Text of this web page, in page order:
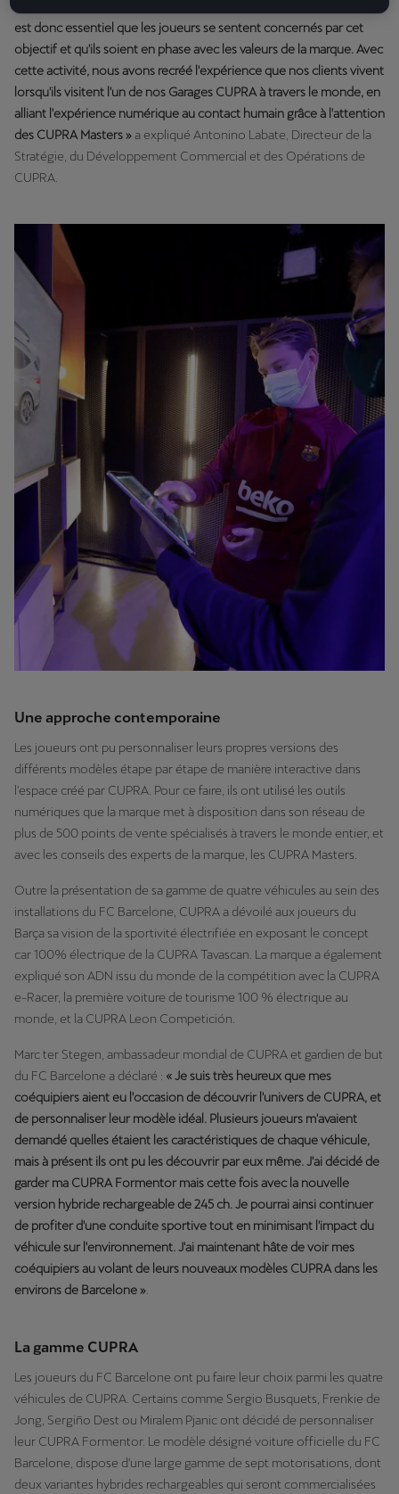
est donc essentiel que les joueurs se sentent concernés par cet
objectif et qu'ils soient en phase avec les valeurs de la marque. Avec
cette activité, nous avons recréé l'expérience que nos clients vivent
lorsqu'ils visitent l'un de nos Garages CUPRA à travers le monde, en
alliant l'expérience numérique au contact humain grâce à l'attention
des CUPRA Masters »a expliqué Antonino Labate, Directeur de la
Stratégie, du Développement Commercial et des Opérations de
CUPRA.
Une approche contemporaine
Les joueurs ont pu personnaliser leurs propres versions des
différents modèles étape par étape de manière interactive dans
l'espace créé par CUPRA. Pour ce faire, ils ont utilisé les outils
numériques que la marque met à disposition dans son réseau de
plus de 500 points de vente spécialisés à travers le monde entier, et
avec les conseils des experts de la marque, les CUPRA Masters.
Outre la présentation de sa gamme de quatre véhicules au sein des
installations du FC Barcelone, CUPRA a dévoilé aux joueurs du
Barça sa vision de la sportivité électrifiée en exposant le concept
car 100% électrique de la CUPRA Tavascan. La marque a également
expliqué son ADN issu du monde de la compétition avec la CUPRA
e-Racer, la première voiture de tourisme 100 % électrique au
monde, et la CUPRA Leon Competición.
Marc ter Stegen, ambassadeur mondial de CUPRA et gardien de but
du FC Barcelone a déclaré : « Je suis très heureux que mes
coéquipiers aient eu l'occasion de découvrir l'univers de CUPRA, et
de personnaliser leur modèle idéal. Plusieurs joueurs m'avaient
demandé quelles étaient les caractéristiques de chaque véhicule,
mais à présent ils ont pu les découvrir par eux même. J'ai décidé de
garder ma CUPRA Formentor mais cette fois avec la nouvelle
version hybride rechargeable de 245 ch. Je pourrai ainsi continuer
de profiter d'une conduite sportive tout en minimisant l'impact du
véhicule sur l'environnement. J'ai maintenant hâte de voir mes
coéquipiers au volant de leurs nouveaux modèles CUPRA dans les
environs de Barcelone »
La gamme CUPRA
Les joueurs du FC Barcelone ont pu faire leur choix parmi les quatre
véhicules de CUPRA. Certains comme Sergio Busquets, Frenkie de
Jong, Sergiño Dest ou Miralem Pjanic ont décidé de personnaliser
leur CUPRA Formentor. Le modèle désigné voiture officielle du FC
Barcelone, dispose d'une large gamme de sept motorisations, dont
deux variantes hybrides rechargeables qui seront commercialisées